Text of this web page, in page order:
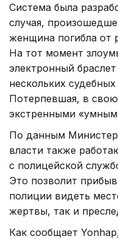
Система была
случая,
женщина погибла от
На тот момент
электронный
нескольких
Потерпевшая, в
экстренными
По данным
власти также
с полицейской
Это позволит
полиции видеть
жертвы, так и
Как сообщает